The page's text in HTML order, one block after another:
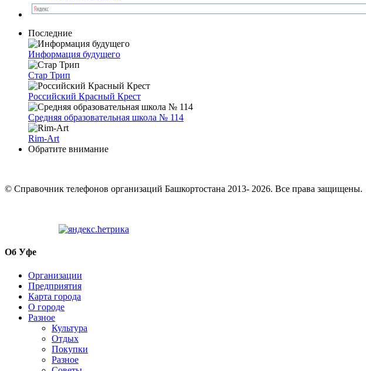
Последние
Информация будущего
Стар Трип
Российский Красный Крест
Средняя образовательная школа № 114
Rim-Art
Обратите внимание
© Cправочник телефонов организаций Башкортостана 2013- 2026. Все права защищены.
Об Уфе
Организации
Предприятия
Карта города
О городе
Разное
Культура
Отдых
Покупки
Разное